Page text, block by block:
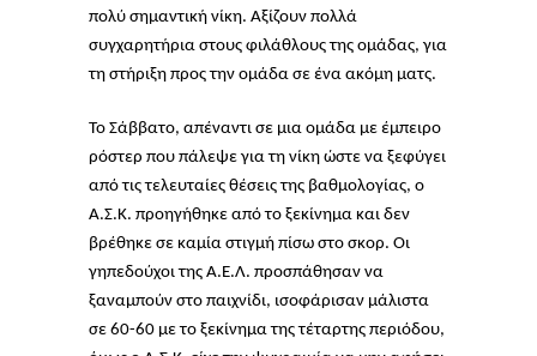
πολύ σημαντική νίκη. Αξίζουν πολλά
συγχαρητήρια στους φιλάθλους της ομάδας, για
τη στήριξη προς την ομάδα σε ένα ακόμη ματς.
Το Σάββατο, απέναντι σε μια ομάδα με έμπειρο
ρόστερ που πάλεψε για τη νίκη ώστε να ξεφύγει
από τις τελευταίες θέσεις της βαθμολογίας, ο
Α.Σ.Κ. προηγήθηκε από το ξεκίνημα και δεν
βρέθηκε σε καμία στιγμή πίσω στο σκορ. Οι
γηπεδούχοι της Α.Ε.Λ. προσπάθησαν να
ξαναμπούν στο παιχνίδι, ισοφάρισαν μάλιστα
σε 60-60 με το ξεκίνημα της τέταρτης περιόδου,